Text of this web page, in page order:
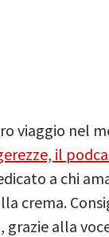
viaggio nel
il
a chi
crema.
alla